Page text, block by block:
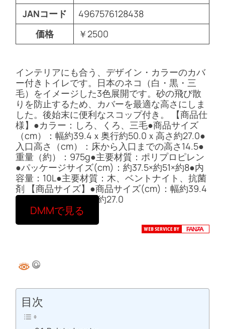
JANコード
4967576128438
価格
￥2500
インテリアにも合う、デザイン・カラーのカバ
ー付きトイレです。日本のネコ（白・黒・三
毛）をイメージした3色展開です。砂の飛び散
りを防止するため、カバーを最適な高さにしま
した。後始末に便利なスコップ付き。 【商品仕
様】●カラー：しろ、くろ、三毛●商品サイズ
（cm）：幅約39.4ｘ奥行約50.0ｘ高さ約27.0●
入口高さ（cm）：床から入口までの高さ14.5●
重量（約）：975g●主要材質：ポリプロピレン
●パッケージサイズ(cm)：約37.5×約51×約8●内
容量：10L●主要材質：木、ベントナイト、抗菌
剤 【商品サイズ】●商品サイズ(cm)：幅約39.4
ｘ奥行約50.0ｘ高さ約27.0
DMMで見る
目次